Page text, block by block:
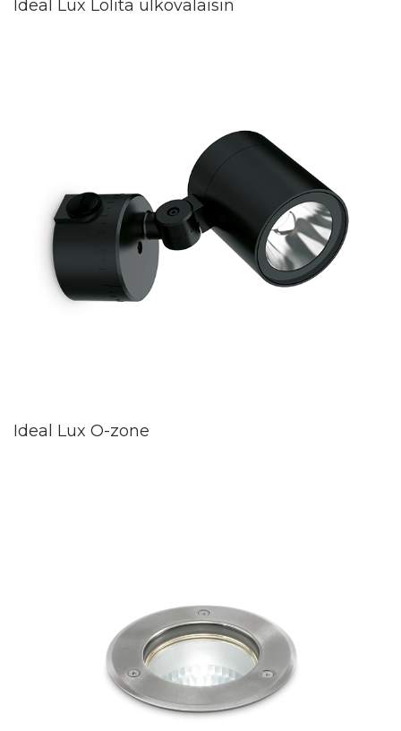
Ideal Lux Lolita ulkovalaisin
Ideal Lux O-zone